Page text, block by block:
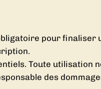
pour finaliser
Toute utilisation
des